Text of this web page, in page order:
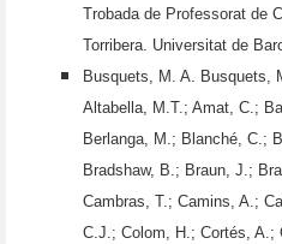
Trobada de Professorat de
Torribera. Universitat de
Busquets, M. A. Busquets,
Altabella, M.T.; Amat, C.;
Berlanga, M.; Blanché, C.;
Bradshaw, B.; Braun, J.;
Cambras, T.; Camins, A.;
C.J.; Colom, H.; Cortés, A.;